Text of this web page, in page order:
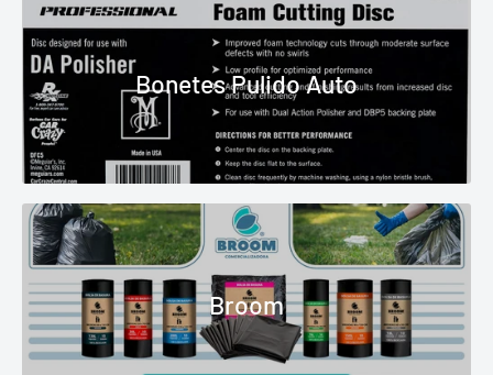
Bonetes Pulido Auto
Broom